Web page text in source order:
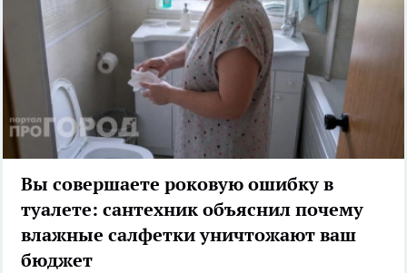
Вы совершаете роковую ошибку в
туалете: сантехник объяснил почему
влажные салфетки уничтожают ваш
бюджет